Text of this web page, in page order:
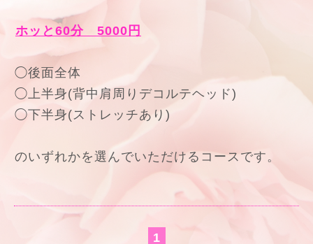
ホッと60分 5000円
◯後面全体
◯上半身(背中肩周りデコルテヘッド)
◯下半身(ストレッチあり)
のいずれかを選んでいただけるコースです。
1